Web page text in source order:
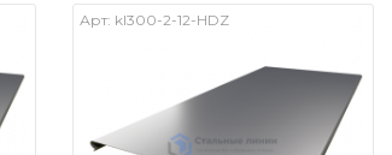
Арт: kl300-2-12-HDZ